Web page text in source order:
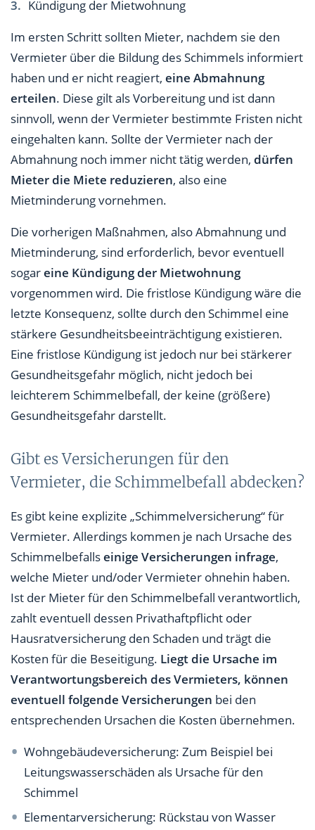
Kündigung der Mietwohnung
Im ersten Schritt sollten Mieter, nachdem sie den
Vermieter über die Bildung des Schimmels informiert
haben und er nicht reagiert, eine Abmahnung
erteilen. Diese gilt als Vorbereitung und ist dann
sinnvoll, wenn der Vermieter bestimmte Fristen nicht
eingehalten kann. Sollte der Vermieter nach der
Abmahnung noch immer nicht tätig werden, dürfen
Mieter die Miete reduzieren, also eine
Mietminderung vornehmen.
Die vorherigen Maßnahmen, also Abmahnung und
Mietminderung, sind erforderlich, bevor eventuell
sogareine Kündigung der Mietwohnung
vorgenommen wird. Die fristlose Kündigung wäre die
letzte Konsequenz, sollte durch den Schimmel eine
stärkere Gesundheitsbeeinträchtigung existieren.
Eine fristlose Kündigung ist jedoch nur bei stärkerer
Gesundheitsgefahr möglich, nicht jedoch bei
leichterem Schimmelbefall, der keine (größere)
Gesundheitsgefahr darstellt.
Gibt es Versicherungen für den
Vermieter, die Schimmelbefall abdecken?
Es gibt keine explizite „Schimmelversicherung“ für
Vermieter. Allerdings kommen je nach Ursache des
Schimmelbefallseinige Versicherungen infrage,
welche Mieter und/oder Vermieter ohnehin haben.
Ist der Mieter für den Schimmelbefall verantwortlich,
zahlt eventuell dessen Privathaftpflicht oder
Hausratversicherung den Schaden und trägt die
Kosten für die Beseitigung. Liegt die Ursache im
Verantwortungsbereich des Vermieters, können
eventuell folgende Versicherungen bei den
entsprechenden Ursachen die Kosten übernehmen.
Wohngebäudeversicherung: Zum Beispiel bei
Leitungswasserschäden als Ursache für den
Schimmel
Elementarversicherung: Rückstau von Wasser